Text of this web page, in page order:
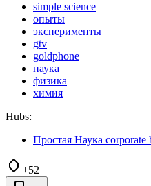
simple science
опыты
эксперименты
gtv
goldphone
наука
физика
химия
Hubs:
Простая Наука corporate
+52